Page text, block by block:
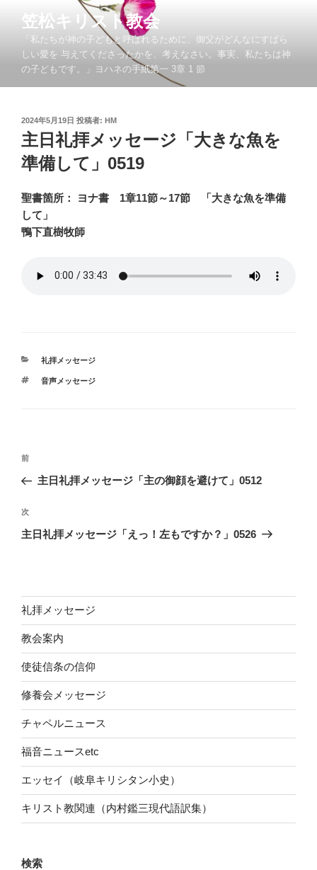
笠松キリスト教会
「私たちが神の子どもと呼ばれるために、御父がどんなにすばら
しい愛を 与えてくださったかを、考えなさい。事実、私たちは神
の子どもです。」ヨハネの手紙第一 3章 1 節
投
稿
日:
2024年5月19日 投稿者: HM
主日礼拝メッセージ「大きな魚を
準備して」0519
聖書箇所： ヨナ書 1章11節～17節 「大きな魚を準備
して」
鴨下直樹牧師
カ
ゴ
礼拝メッセージ
タ
音声メッセージ
投
ナ
ビ
ゲ
ン
前
の
稿
前
主日礼拝メッセージ「主の御顔を避けて」0512
次
の
次
主日礼拝メッセージ「えっ！左もですか？」0526
礼拝メッセージ
教会案内
使徒信条の信仰
修養会メッセージ
チャペルニュース
福音ニュースetc
エッセイ（岐阜キリシタン小史）
キリスト教関連（内村鑑三現代語訳集）
検索